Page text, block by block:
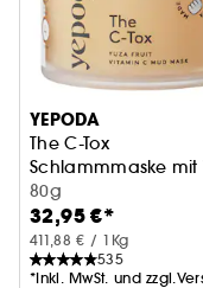
YEPODA
The C-Tox
Schlammmaske
80g
32,95 €*
411,88 € / 1Kg
535
*Inkl. MwSt. und